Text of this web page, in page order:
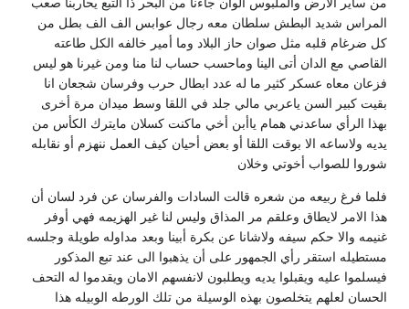
من ساير الارض والملبوس ألوان جاءنا من البحر ذا التبع يحاربنا صعب
المراس شديد البطش سلطان معه رجال عوابس الف الف بطل من
كل ضرغام قلبه مثل صوان حاز البلاد وما أمير خالفه الكل طاعته
القاصي مع الدان أتى الينا وماحسب حساب لنا منا ومن غيرنا هو ليس
فزعان معاه عسكر كثير ما له عدد ابطال حرب وفرسان شجعان انا
بقيت كبير السن ياعربي مالي جلد في اللقا وسط ميدان مرة أخرى
بهذا الرأي ساعدني همام ياأبن أخي ماكنت كسلان مايترك الكأس من
يديه ولاساعه الا بوقت اللقا أو بعض أحيان كيف العمل ننهزم أو نقابله
شوروا للصواب أخوتي وخلان
فلما فرغ ربيعه من شعره قالت السادات والفرسان عن فرد لسان أن
هذا الامر لايطاق وعلقم مر المذاق وليس لنا غير الهزيمه فهي أوفر
غنيمه والا حكم سيفه ولاشانا عن بكرة أبينا وبعد مداوله طويلة وجلسه
مستطيله استقر رأي الجمهور على أن يذهبوا الى عند تبع المذكور
فيسلموا عليه ويقبلوا يديه ويطلبون لانفسهم الامان ويقدموا له التحف
الحسان لعلهم يتخلصون بهذه الوسيلة من تلك الورطه الوبيله هذا